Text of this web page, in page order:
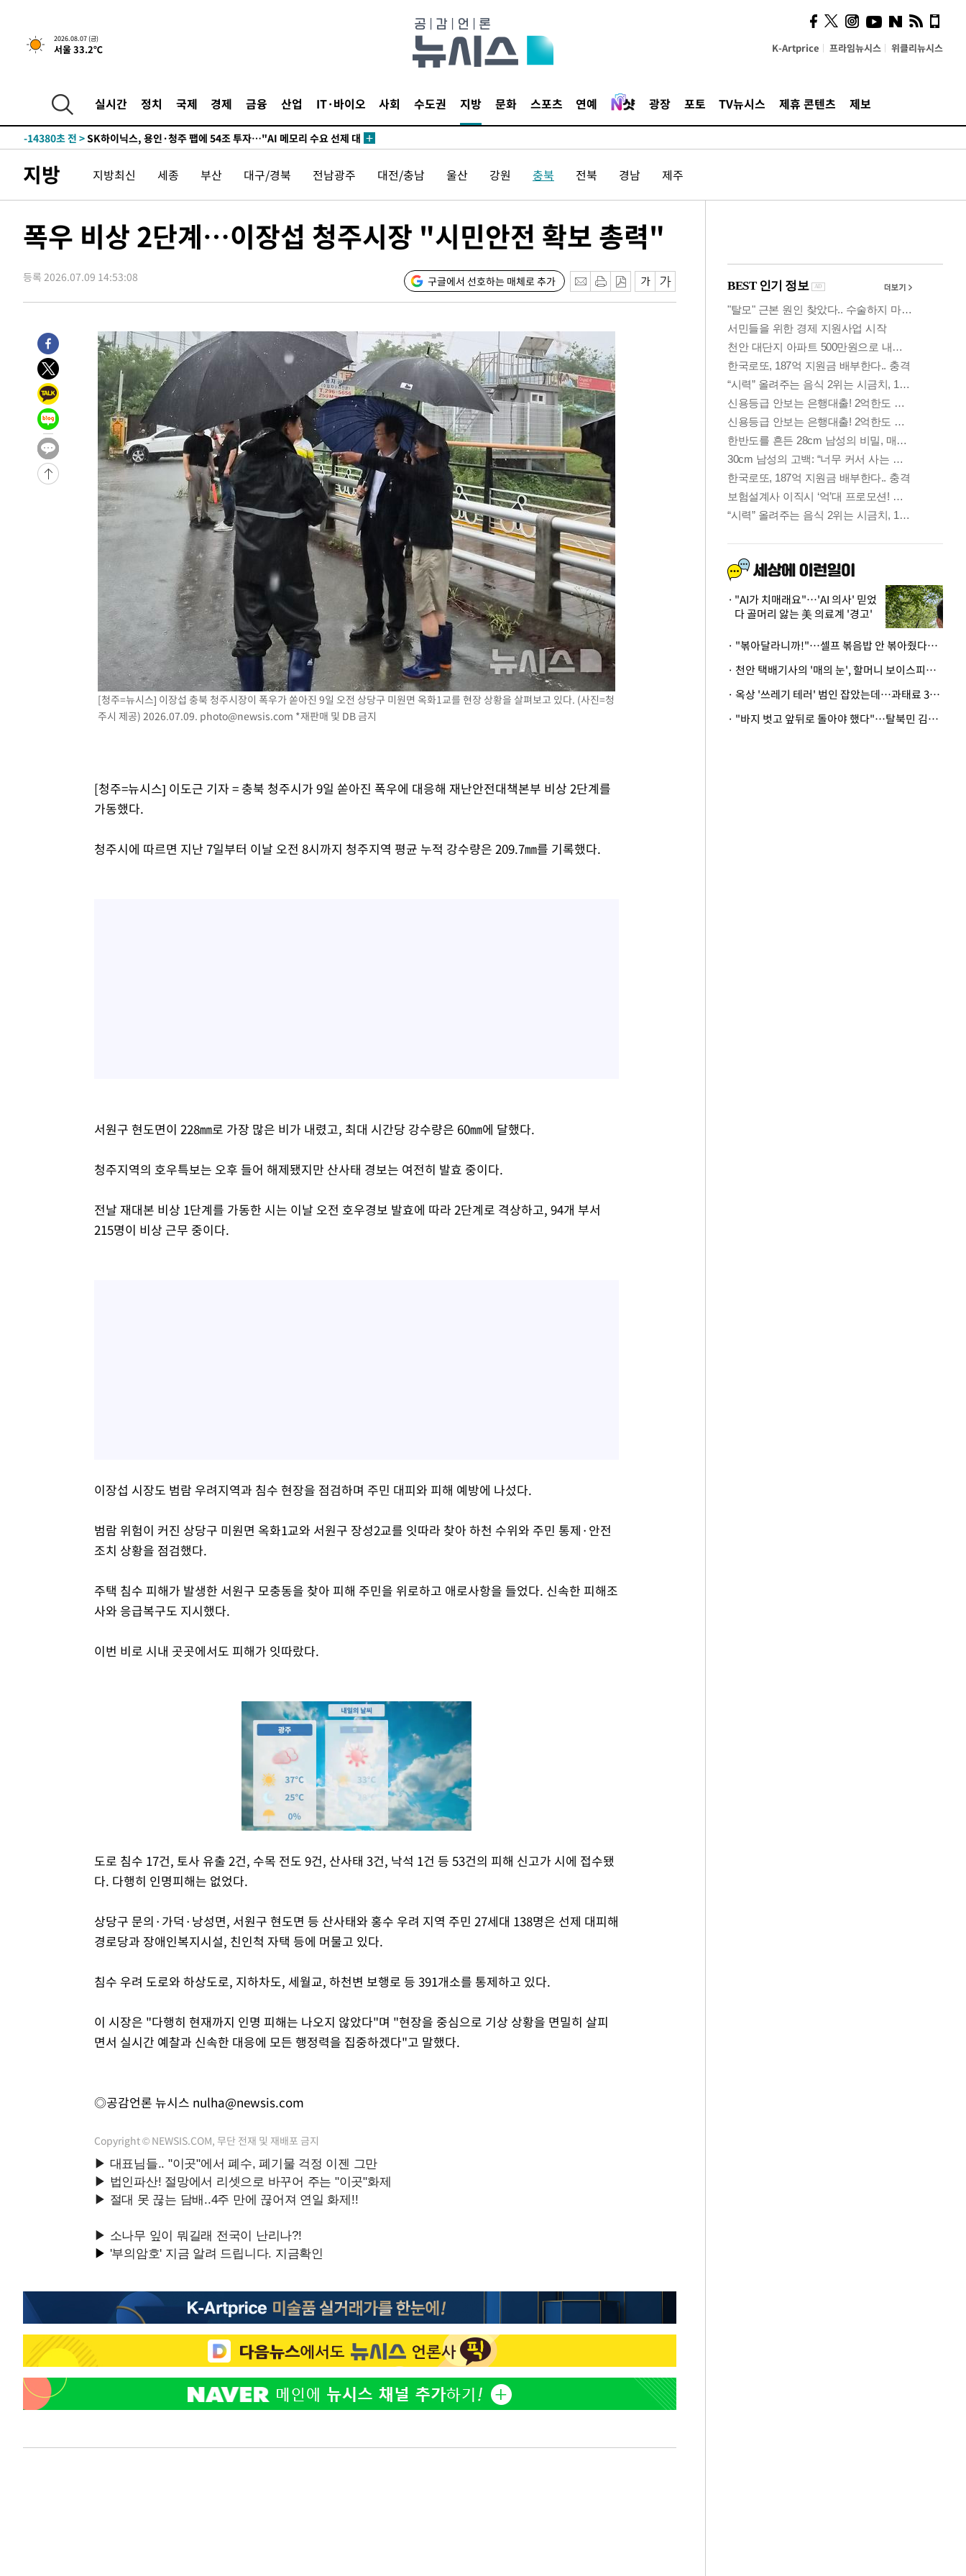
2026.08.07 (금)
서울 33.2℃ K-Artprice 프라임뉴시스 위클리뉴시스
실시간 정치 국제 경제 금융 산업 IT·바이오 사회 수도권 지방 문화 스포츠 연예 광장 포토 TV뉴시스 제휴 콘텐츠 제보
실천"
-26608초 전 >이란, "오만과 '중앙 단일 루트' 합의…북쪽 인바운드·남쪽 아웃바
운드는 임시"
-18176초 전 >"낮 기온 소폭 하락"…수도권 폭염중대경보, 폭염경보로 하향
-18103초 전 >
[단독]중수청 지원 검사들, 정원 초과 시 낮은 계급 임용…희망지 못
-16074초 전 >
-14380초 전 >SK하이닉스, 용인·청주 팹에 54조 투자…"AI 메모리 수요 선제 대
-10489초 전 >
외국인 심판 성 접대 7경기 들여다보니…한국 축구 '5승 2무'
-10223초 전 >[속보]코스닥, 2.86포인트(0.36%) 내린 798.81마감
-10156초 전 > [속보]원·달러 환율, 7.7원 내린 1416.1원 마감
-7135초 전 >[속보]종합특검, '계엄 수용공간 확보' 신용해 前교정본부장 기소
-6008초 전 >외신들도 주목한 韓축구 파문…"국민적 공분에 수사 재개"
-5001초 전 >
[속보]규제합리화위원회 부위원장에 김태유 서울대 공대 교수…이병
태 후임
-1359초 전 >
[속보]국힘 윤리위, '돌려차기 발언' 진종오·서범수 징계 절차 개시
-32232초 전 >
미 사업체 일자리, 7월에 2.3만개 순감하고 그 전 2개월 10.3만개
하향수정 (2보)
-31680초 전 >
[속보] 미 사업체, 일자리 7월에 2.3만 개 줄어…실업률은 4.1%로
-27543초 전 >
[속보]이 대통령 "부동산 공급 기존 사고방식 매달리지 말고 과감히
실천"
-26628초 전 >
이란, "오만과 '중앙 단일 루트' 합의…북쪽 인바운드·남쪽 아웃바
운드는 임시"
-18196초 전 >
"낮 기온 소폭 하락"…수도권 폭염중대경보, 폭염경보로 하향
-18160초 전 >
[속보]이 대통령, '호우피해' 안동·의성 관할 4개 면 특별재난지역
[단독]중수청 지원 검사들, 정원 초과 시 낮은 계급 임용…희망지 못
낮 최고 37도 찜통더위…곳곳 소나기·강원 많은 비[내일날씨]
SK하이닉스, 용인·청주 팹에 54조 투자…"AI 메모리 수요 선제 대
여자배구 이재영·이다영 자매, 아제르바이잔 투란VC 입단
외국인 심판 성 접대 7경기 들여다보니…한국 축구 '5승 2무'
[속보]코스닥, 2.86포인트(0.36%) 내린 798.81마감
[속보]코스피, 6200선 약보합…0.60% 내린 6258.77에 마쳐
[속보]원·달러 환율, 7.7원 내린 1416.1원 마감
[속보] 노원서 40.1도 관측…서울, 2018년 이후 첫 40도
[속보]종합특검, '계엄 수용공간 확보' 신용해 前교정본부장 기소
외신들도 주목한 韓축구 파문…"국민적 공분에 수사 재개"
11시간 압수수색에 성접대 파문까지…'쑥대밭' 된 축구협회
지방 지방최신 세종 부산 대구/경북 전남광주 대전/충남 울산 강원 충북 전북 경남 제주
폭우 비상 2단계…이장섭 청주시장 "시민안전 확보 총력"
등록 2026.07.09 14:53:08 구글에서 선호하는 매체로 추가
[청주=뉴시스] 이장섭 충북 청주시장이 폭우가 쏟아진 9일 오전 상당구 미원면 옥화1교를 현장 상황을 살펴보고 있다. (사진=청
주시 제공) 2026.07.09. photo@newsis.com *재판매 및 DB 금지
[청주=뉴시스] 이도근 기자 = 충북 청주시가 9일 쏟아진 폭우에 대응해 재난안전대책본부 비상 2단계를
가동했다.
청주시에 따르면 지난 7일부터 이날 오전 8시까지 청주지역 평균 누적 강수량은 209.7㎜를 기록했다.
서원구 현도면이 228㎜로 가장 많은 비가 내렸고, 최대 시간당 강수량은 60㎜에 달했다.
청주지역의 호우특보는 오후 들어 해제됐지만 산사태 경보는 여전히 발효 중이다.
전날 재대본 비상 1단계를 가동한 시는 이날 오전 호우경보 발효에 따라 2단계로 격상하고, 94개 부서
215명이 비상 근무 중이다.
이장섭 시장도 범람 우려지역과 침수 현장을 점검하며 주민 대피와 피해 예방에 나섰다.
범람 위험이 커진 상당구 미원면 옥화1교와 서원구 장성2교를 잇따라 찾아 하천 수위와 주민 통제·안전
조치 상황을 점검했다.
주택 침수 피해가 발생한 서원구 모충동을 찾아 피해 주민을 위로하고 애로사항을 들었다. 신속한 피해조
사와 응급복구도 지시했다.
이번 비로 시내 곳곳에서도 피해가 잇따랐다.
도로 침수 17건, 토사 유출 2건, 수목 전도 9건, 산사태 3건, 낙석 1건 등 53건의 피해 신고가 시에 접수됐
다. 다행히 인명피해는 없었다.
상당구 문의·가덕·낭성면, 서원구 현도면 등 산사태와 홍수 우려 지역 주민 27세대 138명은 선제 대피해
경로당과 장애인복지시설, 친인척 자택 등에 머물고 있다.
침수 우려 도로와 하상도로, 지하차도, 세월교, 하천변 보행로 등 391개소를 통제하고 있다.
이 시장은 "다행히 현재까지 인명 피해는 나오지 않았다"며 "현장을 중심으로 기상 상황을 면밀히 살피
면서 실시간 예찰과 신속한 대응에 모든 행정력을 집중하겠다"고 말했다.
◎공감언론 뉴시스 nulha@newsis.com
Copyright © NEWSIS.COM, 무단 전재 및 재배포 금지
시, 스마트폰 액세서리에
NFC 더했다
"AI가 치매래요"…'AI 의사' 믿었
다 골머리 앓는 美 의료계 '경고'
· "볶아달라니까!"…셀프 볶음밥 안 볶아줬다고 사장 폭행한 손님
· 천안 택배기사의 '매의 눈', 할머니 보이스피싱 피해 막아
· 옥상 '쓰레기 테러' 범인 잡았는데…과태료 3만원 처분에 숙박업주 허탈
· "바지 벗고 앞뒤로 돌아야 했다"…탈북민 김서아, 기쁨조 검사 수치심 회상